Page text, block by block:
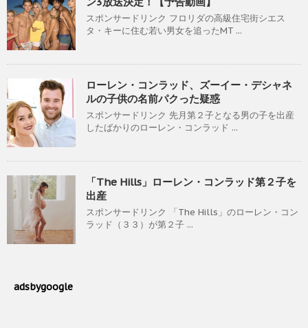
スポンサードリンク フロリダの高級住宅街シエス
タ・キーに住む若い男女を追ったMT ...
ローレン・コンラッド、ズーイー・デシャネ
ルの子供の名前パクった疑惑
スポンサードリンク 先月第２子となる男の子を出産
したばかりのローレン・コンラッド ...
「The Hills」ローレン・コンラッド第２子を
出産
スポンサードリンク 「The Hills」のローレン・コン
ラッド（３３）が第２子 ...
adsbygoogle